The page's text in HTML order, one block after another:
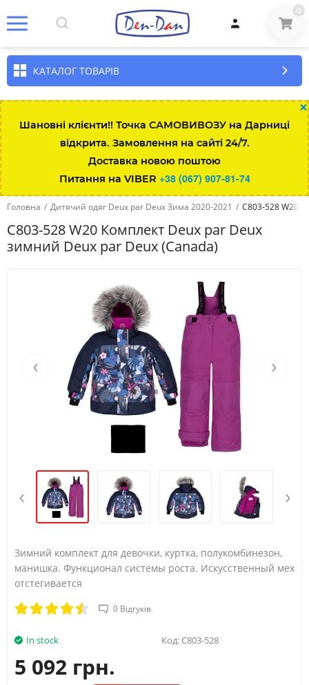
0
КАТАЛОГ ТОВАРІВ
×
Шановні клієнти!! Точка САМОВИВОЗУ на Дарниці
відкрита. Замовлення на сайті 24/7.
Доставка новою поштою
Питання на VIBER +38 (067) 907-81-74
Головна / Дитячий одяг Deux par Deux Зима 2020-2021 / C803-528 W20
C803-528 W20 Комплект Deux par Deux
зимний Deux par Deux (Canada)
‹ ›
‹ ›
Зимний комплект для девочки, куртка, полукомбинезон,
манишка. Функционал системы роста. Искусственный мех
отстегивается
0 Відгуків
Вік
Зріст (А) 104/110
Обхват груди (B) 56
Талія (С) 52
Стегна (D)
In stock Код: C803-528
5 092 грн.